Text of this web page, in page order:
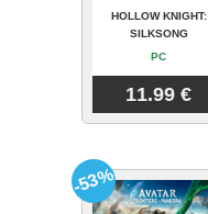
HOLLOW KNIGHT:
SILKSONG
PC
11.99 €
-53%